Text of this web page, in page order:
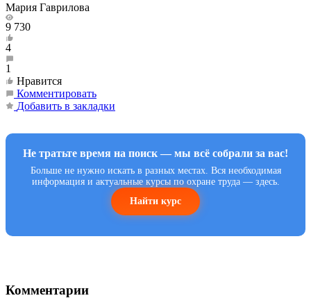
Мария Гаврилова
9 730
4
1
Нравится
Комментировать
Добавить в закладки
Не тратьте время на поиск — мы всё собрали за вас!
Больше не нужно искать в разных местах. Вся необходимая
информация и актуальные курсы по охране труда — здесь.
Найти курс
Комментарии